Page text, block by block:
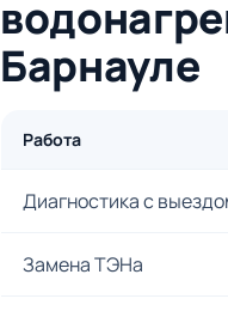
Барнауле
Работа
Диагностика с
Замена ТЭНа